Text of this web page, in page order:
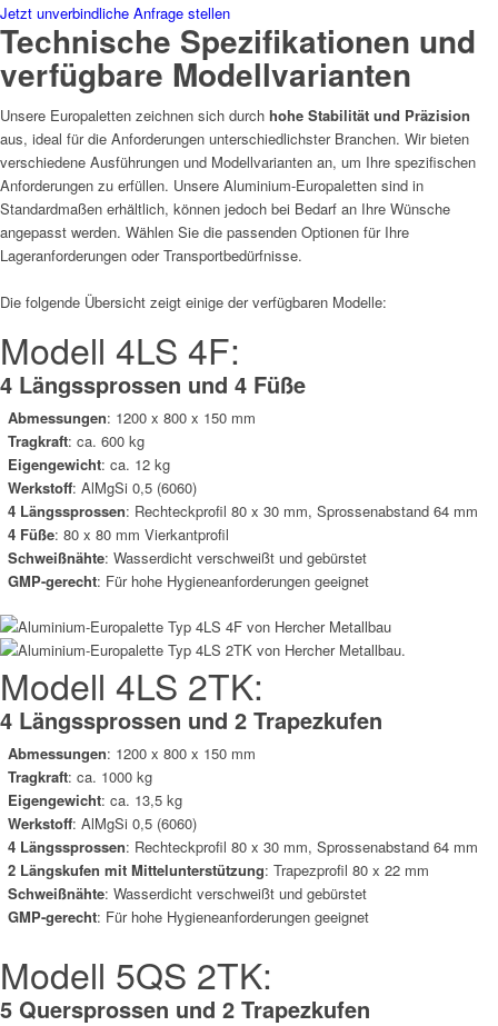
Jetzt unverbindliche Anfrage stellen
Technische Spezifikationen und
verfügbare Modellvarianten
Unsere Europaletten zeichnen sich durch hohe Stabilität und Präzision
aus, ideal für die Anforderungen unterschiedlichster Branchen. Wir bieten
verschiedene Ausführungen und Modellvarianten an, um Ihre spezifischen
Anforderungen zu erfüllen. Unsere Aluminium-Europaletten sind in
Standardmaßen erhältlich, können jedoch bei Bedarf an Ihre Wünsche
angepasst werden. Wählen Sie die passenden Optionen für Ihre
Lageranforderungen oder Transportbedürfnisse.
Die folgende Übersicht zeigt einige der verfügbaren Modelle:
Modell 4LS 4F:
4 Längssprossen und 4 Füße
Abmessungen: 1200 x 800 x 150 mm
Tragkraft: ca. 600 kg
Eigengewicht: ca. 12 kg
Werkstoff: AlMgSi 0,5 (6060)
4 Längssprossen: Rechteckprofil 80 x 30 mm, Sprossenabstand 64 mm
4 Füße: 80 x 80 mm Vierkantprofil
Schweißnähte: Wasserdicht verschweißt und gebürstet
GMP-gerecht: Für hohe Hygieneanforderungen geeignet
Modell 4LS 2TK:
4 Längssprossen und 2 Trapezkufen
Abmessungen: 1200 x 800 x 150 mm
Tragkraft: ca. 1000 kg
Eigengewicht: ca. 13,5 kg
Werkstoff: AlMgSi 0,5 (6060)
4 Längssprossen: Rechteckprofil 80 x 30 mm, Sprossenabstand 64 mm
2 Längskufen mit Mittelunterstützung: Trapezprofil 80 x 22 mm
Schweißnähte: Wasserdicht verschweißt und gebürstet
GMP-gerecht: Für hohe Hygieneanforderungen geeignet
Modell 5QS 2TK:
5 Quersprossen und 2 Trapezkufen